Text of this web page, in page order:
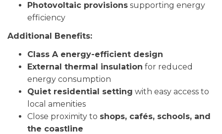
Photovoltaic provisions supporting energy
efficiency
Additional Benefits:
Class A energy-efficient design
External thermal insulation for reduced
energy consumption
Quiet residential setting with easy access to
local amenities
Close proximity to shops, cafés, schools, and
the coastline